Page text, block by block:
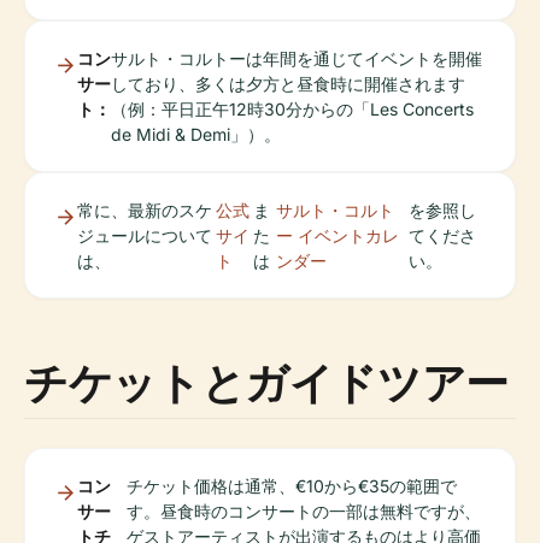
コン
サー
ト：
サルト・コルトーは年間を通じてイベントを開催
しており、多くは夕方と昼食時に開催されます
（例：平日正午12時30分からの「Les Concerts
de Midi & Demi」）。
常に、最新のスケ
ジュールについて
は、
公式
サイ
ト
ま
た
は
サルト・コルト
ー イベントカレ
ンダー
を参照し
てくださ
い。
チケットとガイドツアー
コン
サー
トチ
チケット価格は通常、€10から€35の範囲で
す。昼食時のコンサートの一部は無料ですが、
ゲストアーティストが出演するものはより高価